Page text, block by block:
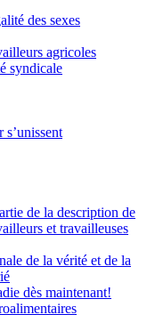
des sexes
agricoles
syndicale
s’unissent
de la description de
et travailleuses
de la vérité et de la
dès maintenant!